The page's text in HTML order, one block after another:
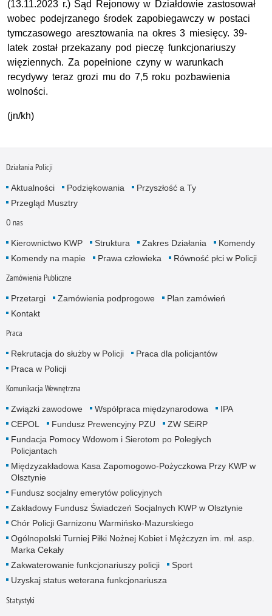
(13.11.2023 r.) Sąd Rejonowy w Działdowie zastosował
wobec podejrzanego środek zapobiegawczy w postaci
tymczasowego aresztowania na okres 3 miesięcy. 39-
latek został przekazany pod pieczę funkcjonariuszy
więziennych. Za popełnione czyny w warunkach
recydywy teraz grozi mu do 7,5 roku pozbawienia
wolności.
(jn/kh)
Działania Policji
Aktualności Podziękowania
Przyszłość a Ty
Przegląd Musztry
O nas
Kierownictwo KWP Struktura Zakres Działania
Komendy
Komendy na mapie
Prawa człowieka Równość płci w Policji
Zamówienia Publiczne
Przetargi Zamówienia podprogowe
Plan zamówień
Kontakt
Praca
Rekrutacja do służby w Policji
Praca dla policjantów
Praca w Policji
Komunikacja Wewnętrzna
Związki zawodowe Współpraca międzynarodowa
IPA
CEPOL
Fundusz Prewencyjny PZU
ZW SEiRP
Fundacja Pomocy Wdowom i Sierotom po Poległych
Policjantach
Międzyzakładowa Kasa Zapomogowo-Pożyczkowa Przy KWP w
Olsztynie
Fundusz socjalny emerytów policyjnych
Zakładowy Fundusz Świadczeń Socjalnych KWP w Olsztynie
Chór Policji Garnizonu Warmińsko-Mazurskiego
Ogólnopolski Turniej Piłki Nożnej Kobiet i Mężczyzn im. mł. asp.
Marka Cekały
Zakwaterowanie funkcjonariuszy policji
Sport
Uzyskaj status weterana funkcjonariusza
Statystyki